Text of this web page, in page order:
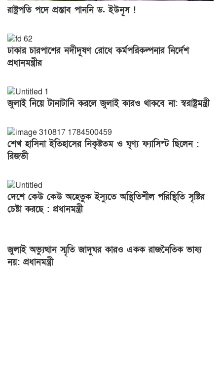
রাষ্ট্রপতি পদে প্রস্তাব পাননি ড. ইউনূস !
ঢাকার চারপাশের নদীদূষণ রোধে কর্মপরিকল্পনার নির্দেশ
প্রধানমন্ত্রীর
জুলাই নিয়ে টানাটানি করলে জুলাই কারও থাকবে না: স্বরাষ্ট্রমন্ত্রী
শেখ হাসিনা ইতিহাসের নিকৃষ্টতম ও ঘৃণ্য ফ্যাসিস্ট ছিলেন :
রিজভী
দেশে কেউ কেউ অহেতুক ইস্যুতে অস্থিতিশীল পরিস্থিতি সৃষ্টির
চেষ্টা করছে : প্রধানমন্ত্রী
জুলাই অভ্যুত্থান স্মৃতি জাদুঘর কারও একক রাজনৈতিক ভাষ্য
নয়: প্রধানমন্ত্রী